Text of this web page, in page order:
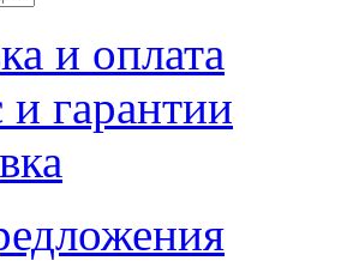
и оплата
гарантии